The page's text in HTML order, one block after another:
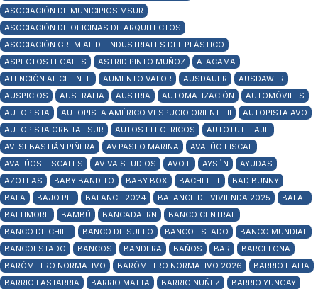
ASOCIACIÓN DE MUNICIPIOS MSUR
ASOCIACIÓN DE OFICINAS DE ARQUITECTOS
ASOCIACIÓN GREMIAL DE INDUSTRIALES DEL PLÁSTICO
ASPECTOS LEGALES
ASTRID PINTO MUÑOZ
ATACAMA
ATENCIÓN AL CLIENTE
AUMENTO VALOR AUSDAUER
AUSDAWER
AUSPICIOS
AUSTRALIA AUSTRIA AUTOMATIZACIÓN
AUTOMÓVILES
AUTOPISTA
AUTOPISTA AMÉRICO VESPUCIO ORIENTE II
AUTOPISTA AVO
AUTOPISTA ORBITAL SUR
AUTOS ELECTRICOS
AUTOTUTELAJE
AV. SEBASTIÁN PIÑERA
AV.PASEO MARINA
AVALÚO FISCAL
AVALÚOS FISCALES
AVIVA STUDIOS AVO II AYSÉN
AYUDAS
AZOTEAS
BABY BANDITO BABY BOX BACHELET
BAD BUNNY
BAFA
BAJO PIE BALANCE 2024 BALANCE DE VIVIENDA 2025
BALAT
BALTIMORE
BAMBÚ BANCADA. RN
BANCO CENTRAL
BANCO DE CHILE
BANCO DE SUELO BANCO ESTADO
BANCO MUNDIAL
BANCOESTADO
BANCOS BANDERA BAÑOS BAR
BARCELONA
BARÓMETRO NORMATIVO
BARÓMETRO NORMATIVO 2026
BARRIO ITALIA
BARRIO LASTARRIA
BARRIO MATTA BARRIO NUÑEZ
BARRIO YUNGAY